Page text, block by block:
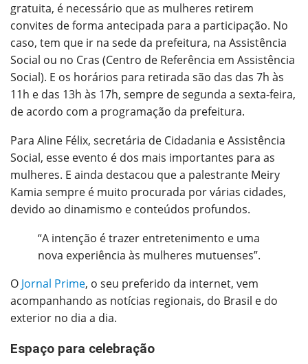
gratuita, é necessário que as mulheres retirem
convites de forma antecipada para a participação. No
caso, tem que ir na sede da prefeitura, na Assistência
Social ou no Cras (Centro de Referência em Assistência
Social). E os horários para retirada são das das 7h às
11h e das 13h às 17h, sempre de segunda a sexta-feira,
de acordo com a programação da prefeitura.
Para Aline Félix, secretária de Cidadania e Assistência
Social, esse evento é dos mais importantes para as
mulheres. E ainda destacou que a palestrante Meiry
Kamia sempre é muito procurada por várias cidades,
devido ao dinamismo e conteúdos profundos.
“A intenção é trazer entretenimento e uma
nova experiência às mulheres mutuenses”.
O Jornal Prime, o seu preferido da internet, vem
acompanhando as notícias regionais, do Brasil e do
exterior no dia a dia.
Espaço para celebração